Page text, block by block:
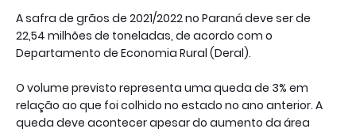
A safra de grãos de 2021/2022 no Paraná deve ser de
22,54 milhões de toneladas, de acordo com o
Departamento de Economia Rural (Deral).
O volume previsto representa uma queda de 3% em
relação ao que foi colhido no estado no ano anterior. A
queda deve acontecer apesar do aumento da área